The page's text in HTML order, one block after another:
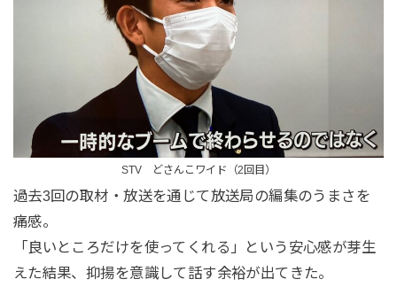
STV どさんこワイド（2回目）
過去3回の取材・放送を通じて放送局の編集のうまさを
痛感。
「良いところだけを使ってくれる」という安心感が芽生
えた結果、抑揚を意識して話す余裕が出てきた。